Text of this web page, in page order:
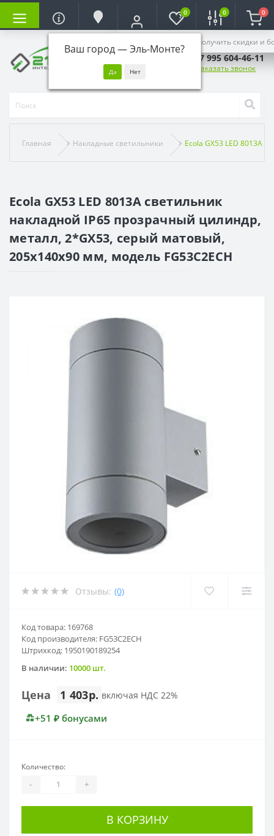
Ваш город —Эль-Монте?
Войдите, чтобы получить скидки и
0 0 0
+7 995 604-46-11
Заказать звонок
Главная Накладные светильники Ecola GX53 LED 8013A
Ecola GX53 LED 8013A светильник
накладной IP65 прозрачный цилиндр,
металл, 2*GX53, серый матовый,
205x140x90 мм, модель FG53C2ECH
Отзывы: (0)
Код товара: 169768
Код производителя: FG53C2ECH
Штрихкод: 1950190189254
В наличии: 10000 шт.
Цена 1 403р. включая НДС 22%
+51 ₽ бонусами
Количество:
- +
В КОРЗИНУ